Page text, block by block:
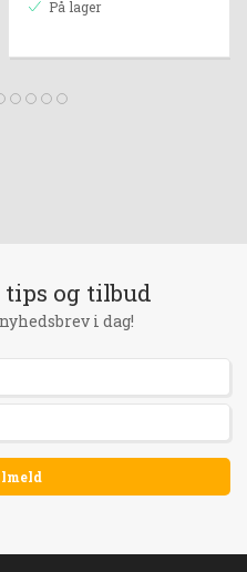
På lager
og tilbud
i dag!